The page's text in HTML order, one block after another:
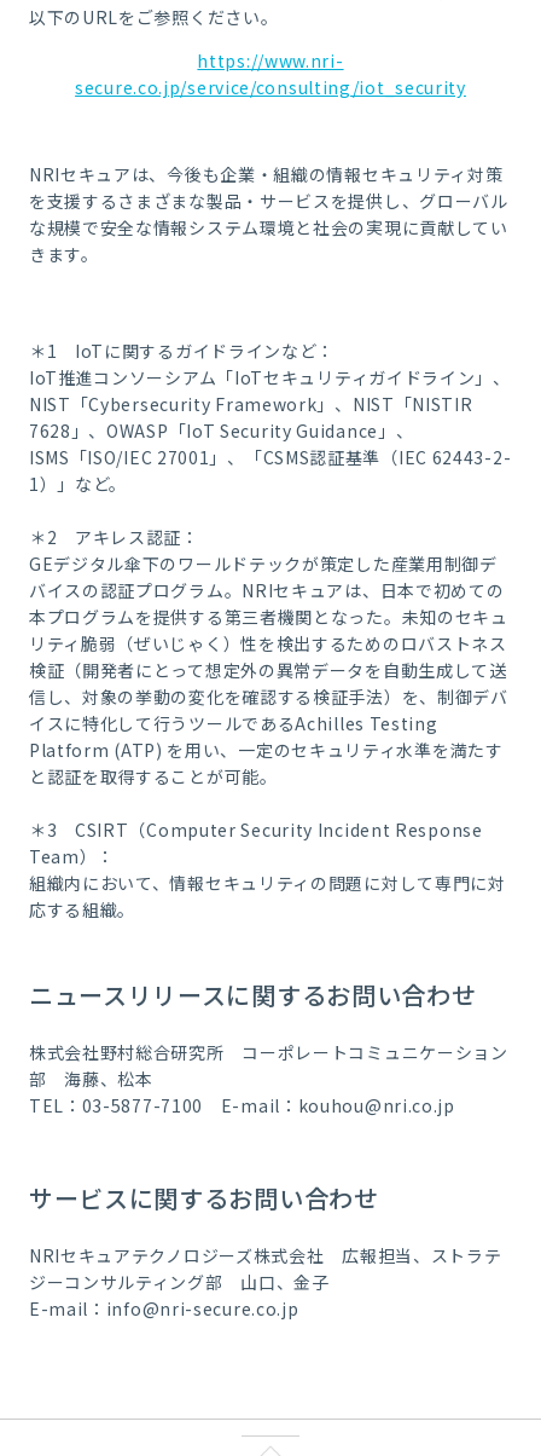
以下のURLをご参照ください。
https://www.nri-
secure.co.jp/service/consulting/iot_security
NRIセキュアは、今後も企業・組織の情報セキュリティ対策
を支援するさまざまな製品・サービスを提供し、グローバル
な規模で安全な情報システム環境と社会の実現に貢献してい
きます。
＊1 IoTに関するガイドラインなど：
IoT推進コンソーシアム「IoTセキュリティガイドライン」、
NIST「Cybersecurity Framework」、NIST「NISTIR
7628」、OWASP「IoT Security Guidance」、
ISMS「ISO/IEC 27001」、「CSMS認証基準（IEC 62443-2-
1）」など。
＊2 アキレス認証：
GEデジタル傘下のワールドテックが策定した産業用制御デ
バイスの認証プログラム。NRIセキュアは、日本で初めての
本プログラムを提供する第三者機関となった。未知のセキュ
リティ脆弱（ぜいじゃく）性を検出するためのロバストネス
検証（開発者にとって想定外の異常データを自動生成して送
信し、対象の挙動の変化を確認する検証手法）を、制御デバ
イスに特化して行うツールであるAchilles Testing
Platform (ATP) を用い、一定のセキュリティ水準を満たす
と認証を取得することが可能。
＊3 CSIRT（Computer Security Incident Response
Team）：
組織内において、情報セキュリティの問題に対して専門に対
応する組織。
ニュースリリースに関するお問い合わせ
株式会社野村総合研究所 コーポレートコミュニケーション
部 海藤、松本
TEL：03-5877-7100 E-mail： kouhou@nri.co.jp
サービスに関するお問い合わせ
NRIセキュアテクノロジーズ株式会社 広報担当、ストラテ
ジーコンサルティング部 山口、金子
E-mail： info@nri-secure.co.jp